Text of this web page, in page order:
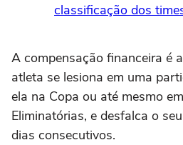
classificação dos
A compensação financeira é
atleta se lesiona em uma
ela na Copa ou até mesmo
Eliminatórias, e desfalca o
dias consecutivos.